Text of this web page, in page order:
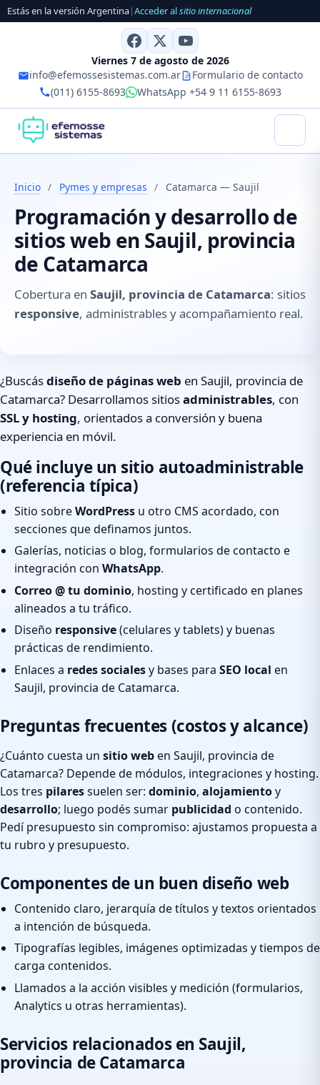
Estás en la versión Argentina|Acceder alsitio internacional
Viernes 7 de agosto de 2026
info@efemossesistemas.com.ar
Formulario de contacto
(011) 6155-8693
WhatsApp +54 9 11 6155-8693
Inicio / Pymes y empresas / Catamarca — Saujil
Programación y desarrollo de
sitios web en Saujil, provincia
de Catamarca
Cobertura en Saujil, provincia de Catamarca: sitios
responsive, administrables y acompañamiento real.
¿Buscásdiseño de páginas web en Saujil, provincia de
Catamarca? Desarrollamos sitiosadministrables, con
SSL y hosting, orientados a conversión y buena
experiencia en móvil.
Qué incluye un sitio autoadministrable
(referencia típica)
Sitio sobreWordPress u otro CMS acordado, con
secciones que definamos juntos.
Galerías, noticias o blog, formularios de contacto e
integración con WhatsApp.
Correo @ tu dominio, hosting y certificado en planes
alineados a tu tráfico.
Diseño responsive(celulares y tablets) y buenas
prácticas de rendimiento.
Enlaces a redes socialesy bases para SEO local en
Saujil, provincia de Catamarca.
Preguntas frecuentes (costos y alcance)
¿Cuánto cuesta un sitio weben Saujil, provincia de
Catamarca? Depende de módulos, integraciones y hosting.
Los tres pilaressuelen ser: dominio, alojamientoy
desarrollo; luego podés sumar publicidad o contenido.
Pedí presupuesto sin compromiso: ajustamos propuesta a
tu rubro y presupuesto.
Componentes de un buen diseño web
Contenido claro, jerarquía de títulos y textos orientados
a intención de búsqueda.
Tipografías legibles, imágenes optimizadas y tiempos de
carga contenidos.
Llamados a la acción visibles y medición (formularios,
Analytics u otras herramientas).
Servicios relacionados en Saujil,
provincia de Catamarca